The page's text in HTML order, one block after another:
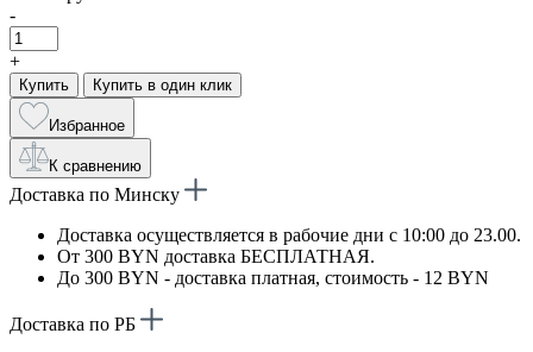
-
+
Купить Купить в один клик
Избранное
К сравнению
Доставка по Минску
Доставка осуществляется в рабочие дни с 10:00 до 23.00.
От 300 BYN доставка БЕСПЛАТНАЯ.
До 300 BYN - доставка платная, стоимость - 12 BYN
Доставка по РБ